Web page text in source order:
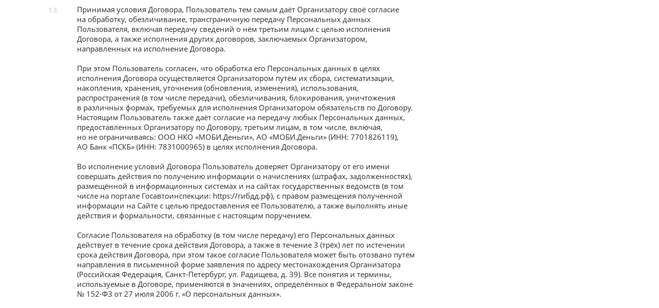
1.3.
Принимая условия Договора, Пользователь тем самым даёт Организатору своё согласие
на обработку, обезличивание, трансграничную передачу Персональных данных
Пользователя, включая передачу сведений о нём третьим лицам с целью исполнения
Договора, а также исполнения других договоров, заключаемых Организатором,
направленных на исполнение Договора.
При этом Пользователь согласен, что обработка его Персональных данных в целях
исполнения Договора осуществляется Организатором путём их сбора, систематизации,
накопления, хранения, уточнения (обновления, изменения), использования,
распространения (в том числе передачи), обезличивания, блокирования, уничтожения
в различных формах, требуемых для исполнения Организатором обязательств по Договору.
Настоящим Пользователь также даёт согласие на передачу любых Персональных данных,
предоставленных Организатору по Договору, третьим лицам, в том числе, включая,
но не ограничиваясь: ООО НКО «МОБИ.Деньги», АО «МОБИ.Деньги» (ИНН: 7701826119),
АО Банк «ПСКБ» (ИНН: 7831000965) в целях исполнения Договора.
Во исполнение условий Договора Пользователь доверяет Организатору от его имени
совершать действия по получению информации о начислениях (штрафах, задолженностях),
размещённой в информационных системах и на сайтах государственных ведомств (в том
числе на портале Госавтоинспекции: https://гибдд.рф), с правом размещения полученной
информации на Сайте с целью предоставления её Пользователю, а также выполнять иные
действия и формальности, связанные с настоящим поручением.
Согласие Пользователя на обработку (в том числе передачу) его Персональных данных
действует в течение срока действия Договора, а также в течение 3 (трёх) лет по истечении
срока действия Договора, при этом такое согласие Пользователя может быть отозвано путём
направления в письменной форме заявления по адресу местонахождения Организатора
(Российская Федерация, Санкт-Петербург, ул. Радищева, д. 39). Все понятия и термины,
используемые в Договоре, применяются в значениях, определённых в Федеральном законе
№ 152-ФЗ от 27 июля 2006 г. «О персональных данных».